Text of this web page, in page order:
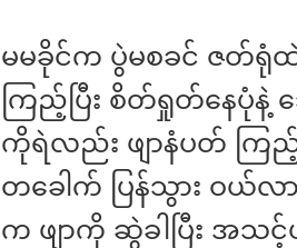
မမခိုင်က ပွဲမစခင် ဇတ်
ကြည့်ပြီး စိတ်ရှုတ်နေပုံနဲ့
ကိုရဲလည်း ဖျာနံပတ် ကြ
တခေါက် ပြန်သွား ဝယ်
က ဖျာကို ဆွဲခါပြီး အသ